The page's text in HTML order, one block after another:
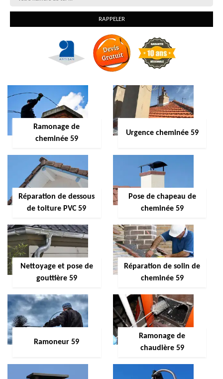
Ramonage de
cheminée 59
Urgence cheminée 59
Réparation de dessous
de toiture PVC 59
Pose de chapeau de
cheminée 59
Nettoyage et pose de
gouttière 59
Réparation de solin de
cheminée 59
Ramoneur 59
Ramonage de
chaudière 59